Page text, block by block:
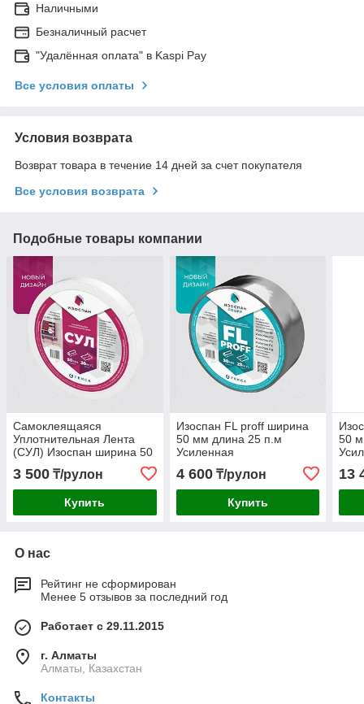
Наличными
Безналичный расчет
"Удалённая оплата" в Kaspi Pay
Все условия оплаты
Условия возврата
Возврат товара в течение 14 дней за счет покупателя
Все условия возврата
Подобные товары компании
Самоклеящаяся
Уплотнительная Лента
(СУЛ) Изоспан ширина 50
мм длина 30 п.м
3 500 ₸/рулон
Купить
Изоспан FL proff ширина
50 мм длина 25 п.м
Усиленная
металлизированная
односторонняя
соединительная лента
4 600₸/рулон
Купить
50
13
О нас
Рейтинг не сформирован
Менее 5 отзывов за последний год
Работает с 29.11.2015
г. Алматы
Алматы, Казахстан
Контакты